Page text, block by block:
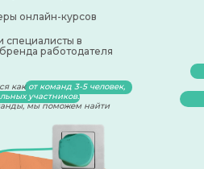
онлайн-курсов
специалисты в
работодателя
какот команд 3-5 человек,
участников.
мы поможем найти